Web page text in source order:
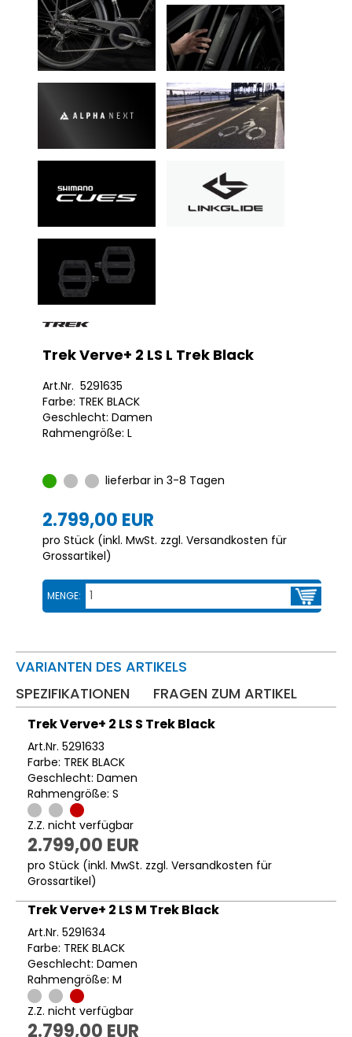
Trek Verve+ 2 LS L Trek Black
Art.Nr. 5291635
Farbe: TREK BLACK
Geschlecht: Damen
Rahmengröße: L
lieferbar in 3-8 Tagen
2.799,00 EUR
pro Stück (inkl. MwSt. zzgl. Versandkosten für
Grossartikel)
MENGE:
VARIANTEN DES ARTIKELS
SPEZIFIKATIONEN
FRAGEN ZUM ARTIKEL
Trek Verve+ 2 LS S Trek Black
Art.Nr. 5291633
Farbe: TREK BLACK
Geschlecht: Damen
Rahmengröße: S
Z.Z. nicht verfügbar
2.799,00 EUR
pro Stück (inkl. MwSt. zzgl. Versandkosten für
Grossartikel)
Trek Verve+ 2 LS M Trek Black
Art.Nr. 5291634
Farbe: TREK BLACK
Geschlecht: Damen
Rahmengröße: M
Z.Z. nicht verfügbar
2.799,00 EUR